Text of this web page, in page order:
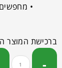
• מחפשים
ברכישת המוצר